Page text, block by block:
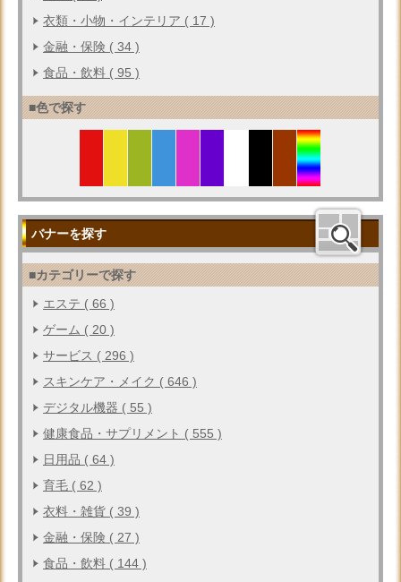
衣類・小物・インテリア ( 17 )
金融・保険 ( 34 )
食品・飲料 ( 95 )
■色で探す
バナーを探す
■カテゴリーで探す
エステ ( 66 )
ゲーム ( 20 )
サービス ( 296 )
スキンケア・メイク ( 646 )
デジタル機器 ( 55 )
健康食品・サプリメント ( 555 )
日用品 ( 64 )
育毛 ( 62 )
衣料・雑貨 ( 39 )
金融・保険 ( 27 )
食品・飲料 ( 144 )